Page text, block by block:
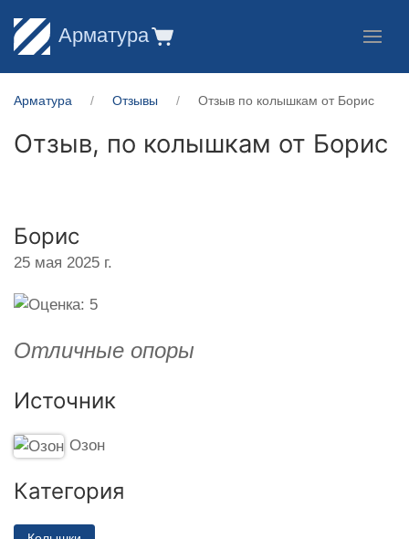
Арматура
Арматура Отзывы Отзыв по колышкам от Борис
Отзыв, по колышкам от Борис
Борис
25 мая 2025 г.
Отличные опоры
Источник
Озон
Категория